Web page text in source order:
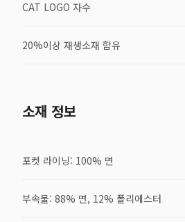
CAT LOGO 자수
20%이상 재생소재 함유
소재 정보
포켓 라이닝: 100% 면
부속물: 88% 면, 12% 폴리에스터